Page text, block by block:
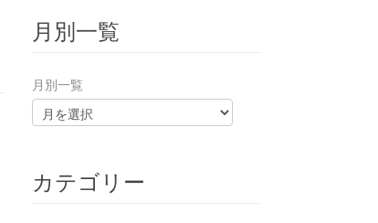
月別一覧
月別一覧
カテゴリー